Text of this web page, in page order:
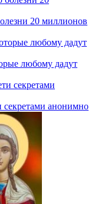
20 миллионов
любому дадут
секретами анонимно